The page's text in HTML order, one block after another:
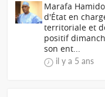
Marafa
d'État en
territoriale et
positif
son ent...
il y a 5 ans